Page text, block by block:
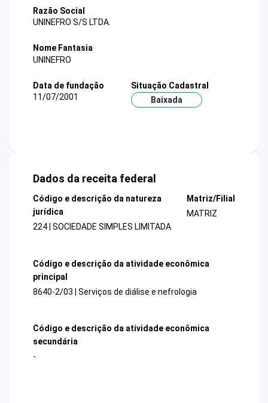
Razão Social
UNINEFRO S/S LTDA.
Nome Fantasia
UNINEFRO
Data de fundação
11/07/2001
Situação Cadastral
Baixada
Dados da receita federal
Código e descrição da natureza
jurídica
224 | SOCIEDADE SIMPLES LIMITADA
Matriz/Filial
MATRIZ
Código e descrição da atividade econômica
principal
8640-2/03 | Serviços de diálise e nefrologia
Código e descrição da atividade econômica
secundária
-